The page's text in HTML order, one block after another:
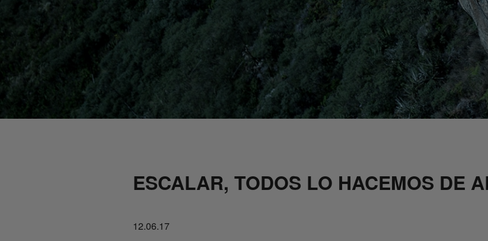
ESCALAR, TODOS LO HACEMOS DE
12.06.17